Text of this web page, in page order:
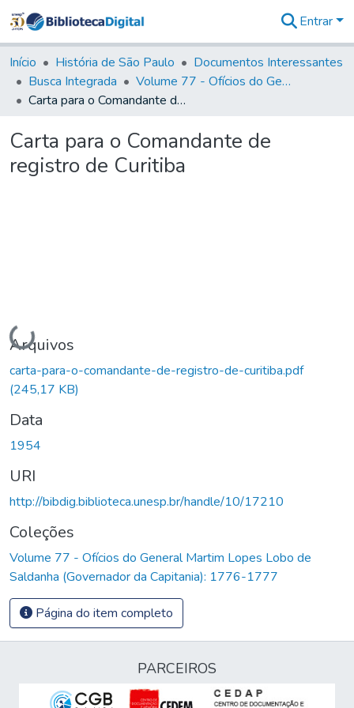
&
Coleções
Tudo na
Biblioteca
Estatísticas
Entrar
Início História de São Paulo
Documentos Interessantes
Busca Integrada
Volume 77 - Ofícios do General Martim Lopes Lobo de Saldanha (Governador da Capitania): 1776-1777
Carta para o Comandante de registro de Curitiba
Carta para o Comandante de
registro de Curitiba
Carregando...
Arquivos
carta-para-o-comandante-de-registro-de-curitiba.pdf
(245,17 KB)
Data
1954
URI
http://bibdig.biblioteca.unesp.br/handle/10/17210
Coleções
Volume 77 - Ofícios do General Martim Lopes Lobo de
Saldanha (Governador da Capitania): 1776-1777
Página do item completo
PARCEIROS